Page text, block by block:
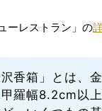
ーレストラン」の
沢香箱」とは、
羅幅8.2cm以